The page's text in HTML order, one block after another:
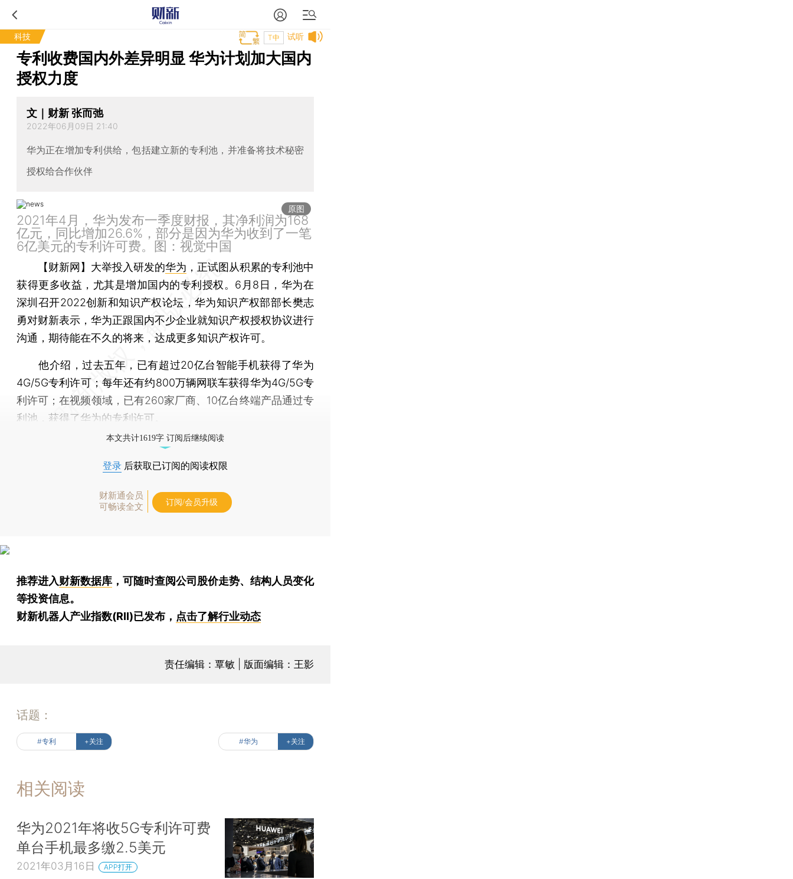
科技 试听
T中
专利收费国内外差异明显 华为计划加大国内
授权力度
文｜财新 张而弛
2022年06月09日 21:40
华为正在增加专利供给，包括建立新的专利池，并准备将技术秘密
授权给合作伙伴
原图
2021年4月，华为发布一季度财报，其净利润为168
亿元，同比增加26.6%，部分是因为华为收到了一笔
6亿美元的专利许可费。图：视觉中国
【财新网】 大举投入研发的华为 ，正试图从积累的专利池中
获得更多收益，尤其是增加国内的专利授权。6月8日，华为在
深圳召开2022创新和知识产权论坛，华为知识产权部部长樊志
勇对财新表示，华为正跟国内不少企业就知识产权授权协议进行
沟通，期待能在不久的将来，达成更多知识产权许可。
他介绍，过去五年，已有超过20亿台智能手机获得了华为
4G/5G专利许可；每年还有约800万辆网联车获得华为4G/5G专
利许可；在视频领域，已有260家厂商、10亿台终端产品通过专
利池，获得了华为的专利许可。
本文共计1619字 订阅后继续阅读
登录 后获取已订阅的阅读权限
财新通会员
可畅读全文
订阅/会员升级
推荐进入财新数据库 ，可随时查阅公司股价走势、结构人员变化
等投资信息。
财新机器人产业指数(RII)已发布， 点击了解行业动态
责任编辑：覃敏 | 版面编辑：王影
话题：
#专利 +关注 #华为 +关注
相关阅读
华为2021年将收5G专利许可费
单台手机最多缴2.5美元
2021年03月16日 APP打开